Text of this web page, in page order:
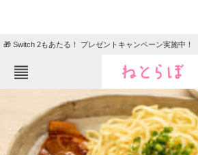
🎁 Switch 2もあたる！ プレゼントキャンペーン実施中！
ニュース
エンタメ クイズ